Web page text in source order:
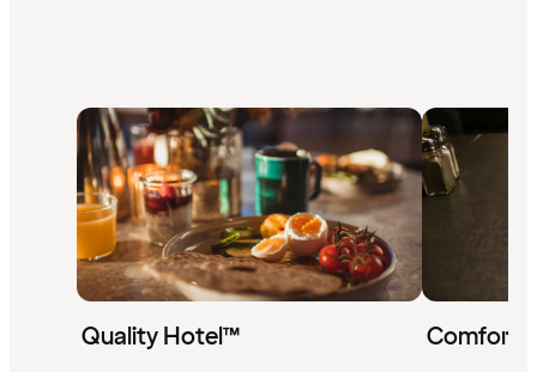
Quality Hotel™ Comfort